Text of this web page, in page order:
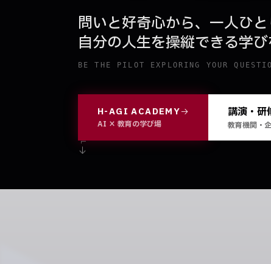
問いと好奇心から、一人ひ
自分の人生を操縦できる学び
BE THE PILOT EXPLORING YOUR
H-AGI ACADEMY
AI × 教育の学び場
講演・研
教育機関・